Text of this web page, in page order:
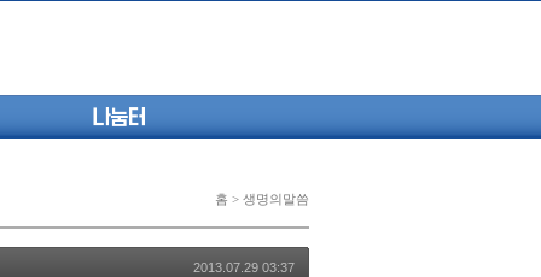
나눔터
홈 > 생명의말씀
2013.07.29 03:37